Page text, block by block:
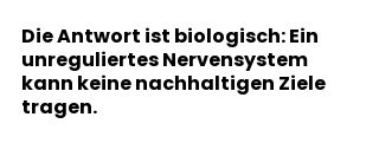
Die Antwort ist biologisch: Ein
unreguliertes Nervensystem
kann keine nachhaltigen Ziele
tragen.